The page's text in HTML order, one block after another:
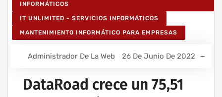
INFORMÁTICOS
IT UNLIMITED - SERVICIOS INFORMÁTICOS
MANTENIMIENTO INFORMÁTICO PARA EMPRESAS
Administrador De La Web 26 De Junio De 2022
DataRoad crece un 75,51